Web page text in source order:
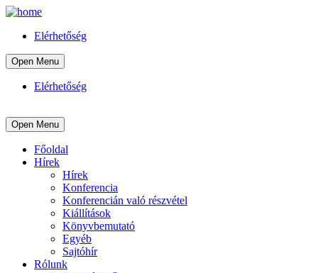
Elérhetőség
Open Menu
Elérhetőség
Open Menu
Főoldal
Hírek
Hírek
Konferencia
Konferencián való részvétel
Kiállítások
Könyvbemutató
Egyéb
Sajtóhír
Rólunk